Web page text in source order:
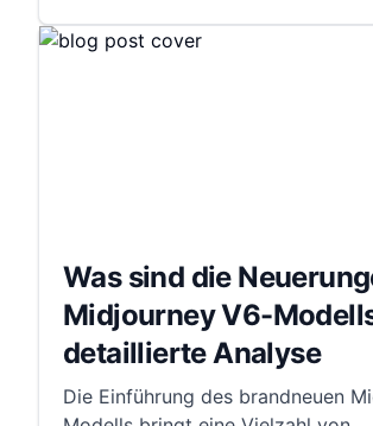
Was sind die
Midjourney V6-
detaillierte Analyse
Die Einführung des brandneuen